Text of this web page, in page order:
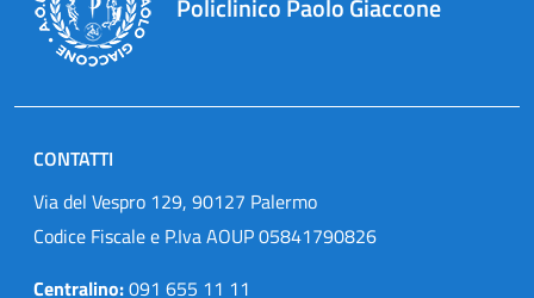
CONTATTI
Via del Vespro 129, 90127 Palermo
Codice Fiscale e P.Iva AOUP 05841790826
Centralino:091 655 11 11